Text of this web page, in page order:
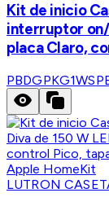
Kit de inicio
interruptor
placa Claro,
PBDGPKG1WS
LUTRON